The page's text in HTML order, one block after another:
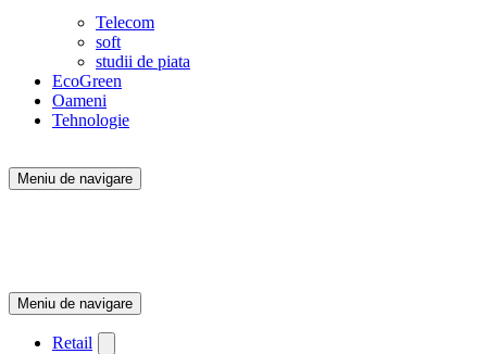
Telecom
soft
studii de piata
EcoGreen
Oameni
Tehnologie
Meniu de navigare
Meniu de navigare
Retail